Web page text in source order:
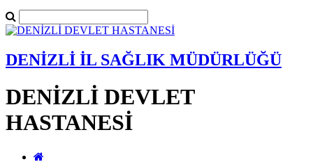
DENİZLİ İL SAĞLIK MÜDÜRLÜĞÜ
DENİZLİ DEVLET
HASTANESİ